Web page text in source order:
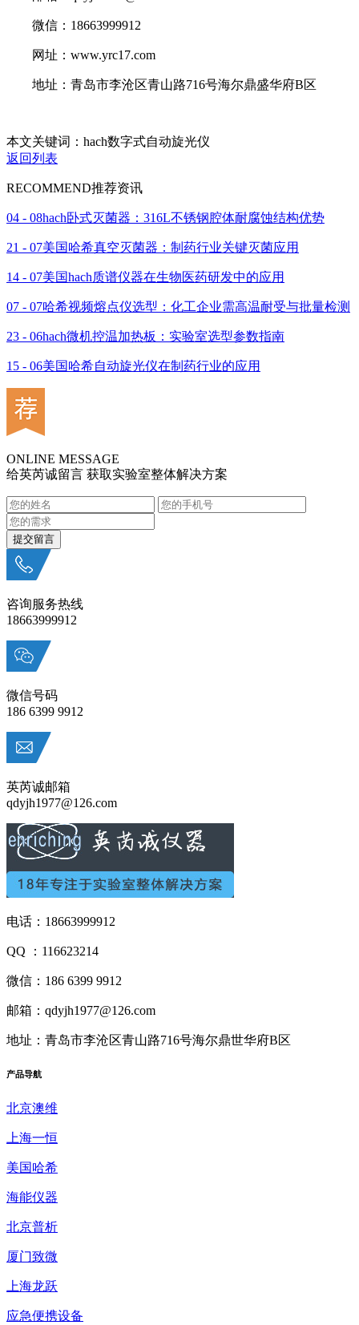
微信：18663999912
网址：www.yrc17.com
地址：青岛市李沧区青山路716号海尔鼎盛华府B区
本文关键词：hach数字式自动旋光仪
返回列表
RECOMMEND推荐资讯
04 - 08hach卧式灭菌器：316L不锈钢腔体耐腐蚀结构优势
21 - 07美国哈希真空灭菌器：制药行业关键灭菌应用
14 - 07美国hach质谱仪器在生物医药研发中的应用
07 - 07哈希视频熔点仪选型：化工企业需高温耐受与批量检测
23 - 06hach微机控温加热板：实验室选型参数指南
15 - 06美国哈希自动旋光仪在制药行业的应用
ONLINE MESSAGE
给英芮诚留言 获取实验室整体解决方案
咨询服务热线
18663999912
微信号码
186 6399 9912
英芮诚邮箱
qdyjh1977@126.com
电话：18663999912
QQ ：116623214
微信：186 6399 9912
邮箱：qdyjh1977@126.com
地址：青岛市李沧区青山路716号海尔鼎世华府B区
产品导航
北京澳维
上海一恒
美国哈希
海能仪器
北京普析
厦门致微
上海龙跃
应急便携设备